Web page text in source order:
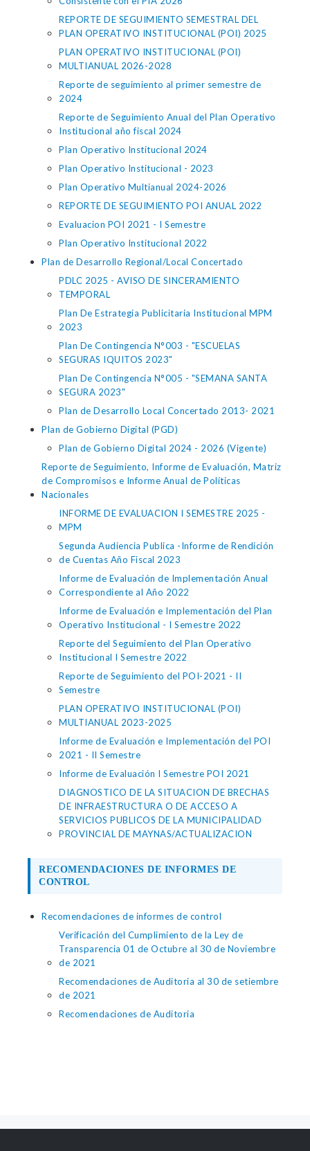
REPORTE DE SEGUIMIENTO SEMESTRAL DEL
PLAN OPERATIVO INSTITUCIONAL (POI) 2025
PLAN OPERATIVO INSTITUCIONAL (POI)
MULTIANUAL 2026-2028
Reporte de seguimiento al primer semestre de
2024
Reporte de Seguimiento Anual del Plan Operativo
Institucional año fiscal 2024
Plan Operativo Institucional 2024
Plan Operativo Institucional - 2023
Plan Operativo Multianual 2024-2026
REPORTE DE SEGUIMIENTO POI ANUAL 2022
Evaluacion POI 2021 - I Semestre
Plan Operativo Institucional 2022
Plan de Desarrollo Regional/Local Concertado
PDLC 2025 - AVISO DE SINCERAMIENTO
TEMPORAL
Plan De Estrategia Publicitaria Institucional MPM
2023
Plan De Contingencia N°003 - "ESCUELAS
SEGURAS IQUITOS 2023"
Plan De Contingencia N°005 - "SEMANA SANTA
SEGURA 2023"
Plan de Desarrollo Local Concertado 2013- 2021
Plan de Gobierno Digital (PGD)
Plan de Gobierno Digital 2024 - 2026 (Vigente)
Reporte de Seguimiento, Informe de Evaluación, Matriz
de Compromisos e Informe Anual de Políticas
Nacionales
INFORME DE EVALUACION I SEMESTRE 2025 -
MPM
Segunda Audiencia Publica -Informe de Rendición
de Cuentas Año Fiscal 2023
Informe de Evaluación de Implementación Anual
Correspondiente al Año 2022
Informe de Evaluación e Implementación del Plan
Operativo Institucional - I Semestre 2022
Reporte del Seguimiento del Plan Operativo
Institucional I Semestre 2022
Reporte de Seguimiento del POI-2021 - II
Semestre
PLAN OPERATIVO INSTITUCIONAL (POI)
MULTIANUAL 2023-2025
Informe de Evaluación e Implementación del POI
2021 - II Semestre
Informe de Evaluación I Semestre POI 2021
DIAGNOSTICO DE LA SITUACION DE BRECHAS
DE INFRAESTRUCTURA O DE ACCESO A
SERVICIOS PUBLICOS DE LA MUNICIPALIDAD
PROVINCIAL DE MAYNAS/ACTUALIZACION
RECOMENDACIONES DE INFORMES DE
CONTROL
Recomendaciones de informes de control
Verificación del Cumplimiento de la Ley de
Transparencia 01 de Octubre al 30 de Noviembre
de 2021
Recomendaciones de Auditoria al 30 de setiembre
de 2021
Recomendaciones de Auditoria